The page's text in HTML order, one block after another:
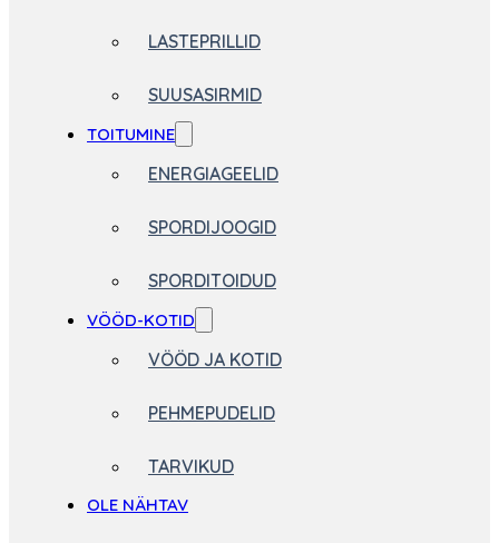
LASTEPRILLID
SUUSASIRMID
TOITUMINE
ENERGIAGEELID
SPORDIJOOGID
SPORDITOIDUD
VÖÖD-KOTID
VÖÖD JA KOTID
PEHMEPUDELID
TARVIKUD
OLE NÄHTAV